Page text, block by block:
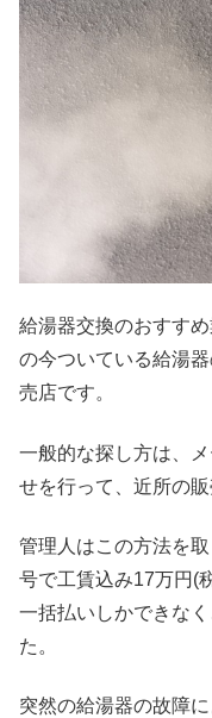
給湯器交換のおすす
の今ついている給湯
売店です。
一般的な探し方は、
せを行って、近所の
管理人はこの方法を
号で工賃込み17万円(
一括払いしかできな
た。
突然の給湯器の故障